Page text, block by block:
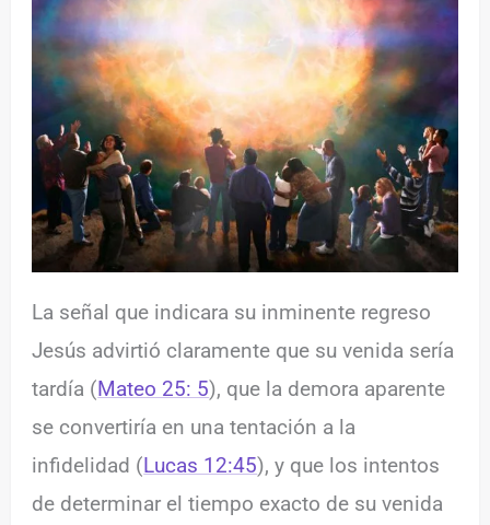
La señal que indicara su inminente regreso
Jesús advirtió claramente que su venida sería
tardía (Mateo 25: 5), que la demora aparente
se convertiría en una tentación a la
infidelidad (Lucas 12:45), y que los intentos
de determinar el tiempo exacto de su venida